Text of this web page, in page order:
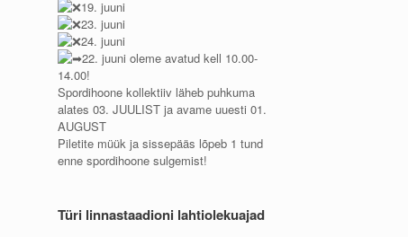
19. juuni
23. juuni
24. juuni
22. juuni oleme avatud kell 10.00-
14.00!
Spordihoone kollektiiv läheb puhkuma
alates 03. JUULIST ja avame uuesti 01.
AUGUST
Piletite müük ja sissepääs lõpeb 1 tund
enne spordihoone sulgemist!
Türi linnastaadioni lahtiolekuajad